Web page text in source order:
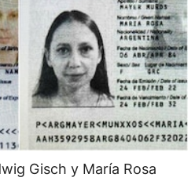
Gisch y María Rosa